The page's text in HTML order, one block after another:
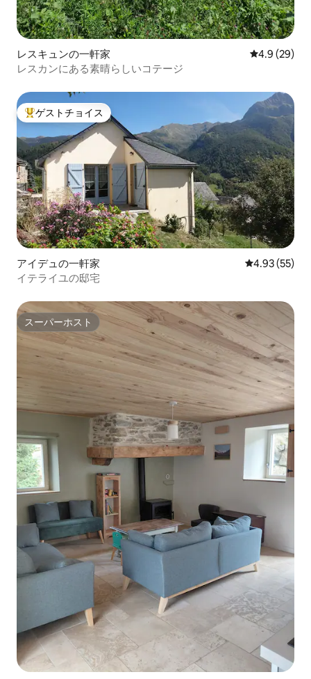
レスキュンの一軒家 レビュー29
4.9 (29)
レスカンにある素晴らしいコテージ
大好評のゲストチョイスです。
ゲストチョイス
アイデュの一軒家 レビュー55
4.93 (55)
イテライユの邸宅
スーパーホスト
スーパーホスト